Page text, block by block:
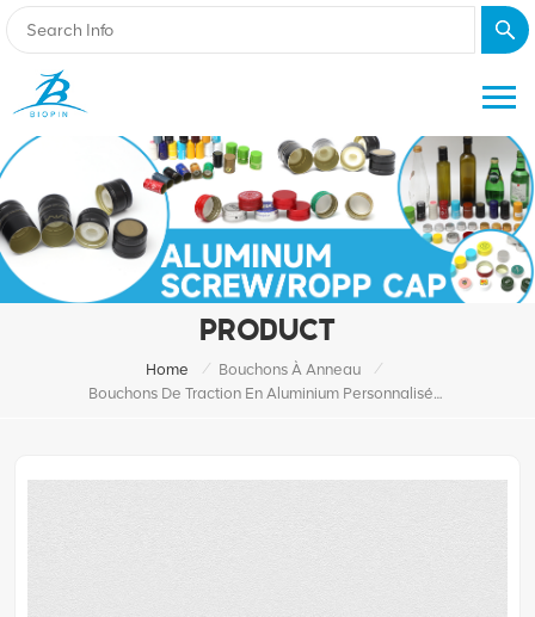
PRODUCT
Home / Bouchons À Anneau
/
Bouchons De Traction En Aluminium Personnalisés De 26 Mm, Pour Bouteilles En Verre, Boissons, Jus De Bière